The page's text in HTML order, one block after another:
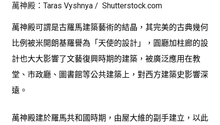
萬神殿：Taras Vyshnya / Shutterstock.com
萬神殿可謂是古羅馬建築藝術的結晶，其完美的古典幾何
比例被米開朗基羅譽為「天使的設計」，圓廳加柱廊的設
計也大大影響了文藝復興時期的建築，被廣泛應用在教
堂、市政廳、圖書館等公共建築上，對西方建築史影響深
遠。
萬神殿建於羅馬共和國時期，由屋大維的副手建立，以此